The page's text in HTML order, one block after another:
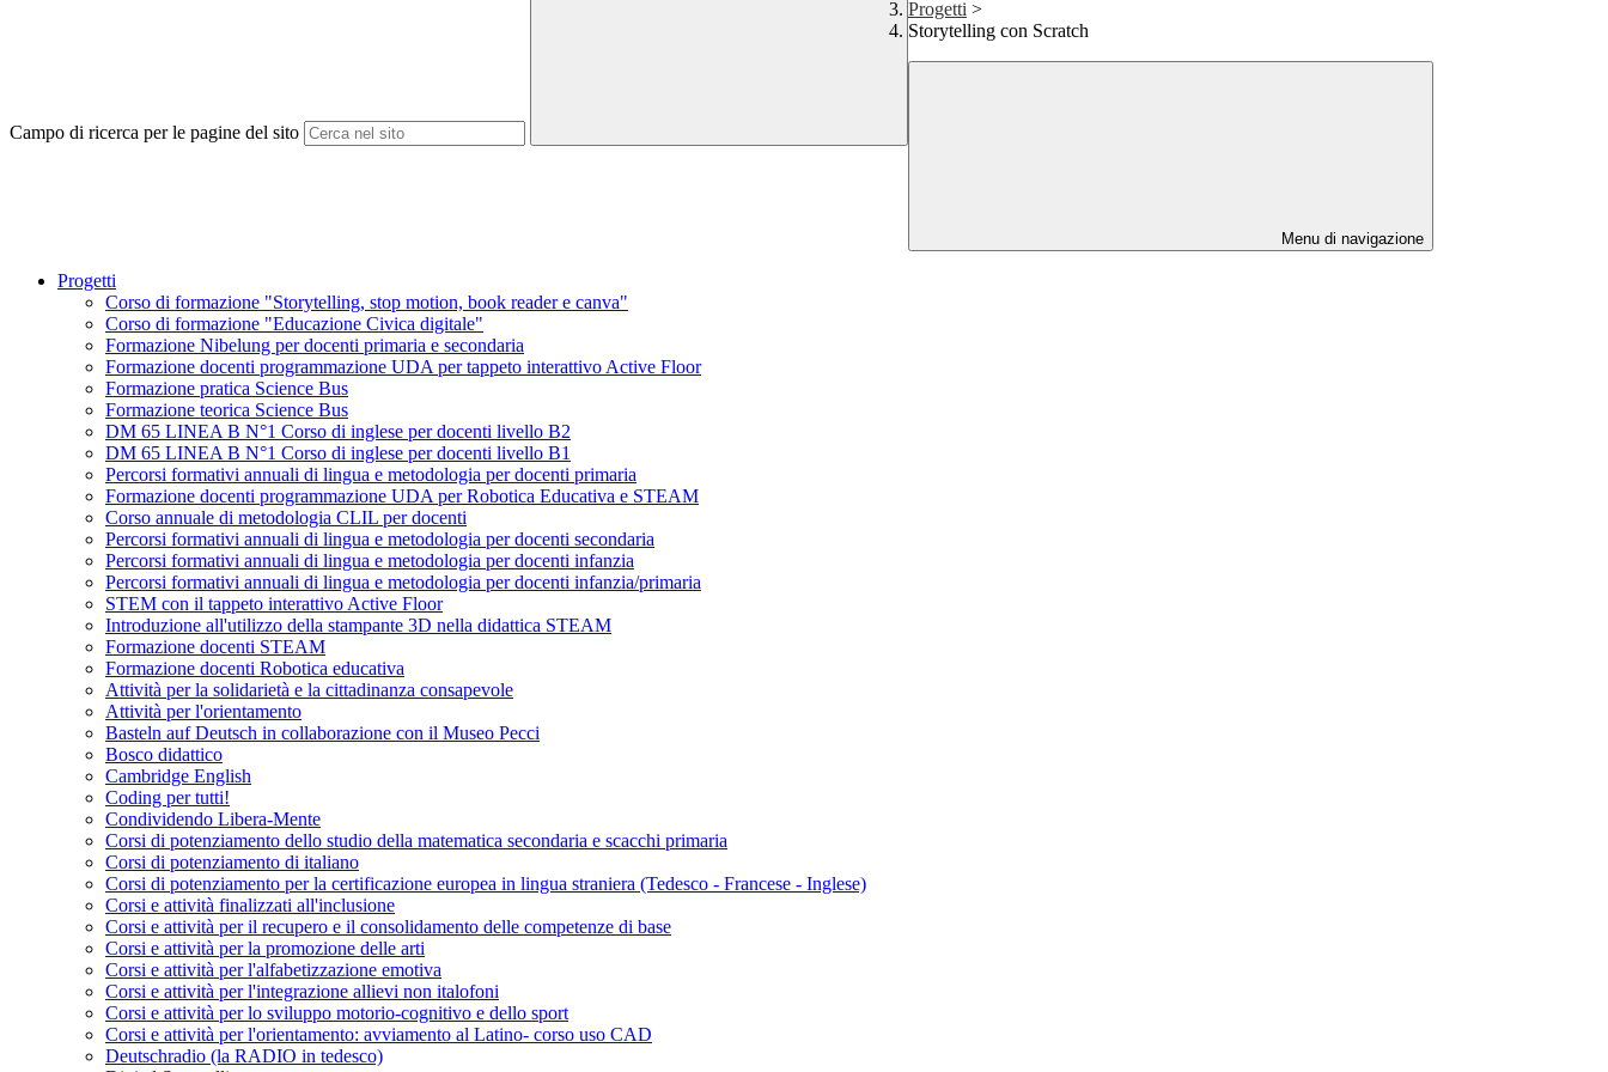
Campo di ricerca per le pagine del sito
Progetti >
Storytelling con Scratch
Menu di navigazione
Progetti
Corso di formazione "Storytelling, stop motion, book reader e canva"
Corso di formazione "Educazione Civica digitale"
Formazione Nibelung per docenti primaria e secondaria
Formazione docenti programmazione UDA per tappeto interattivo Active Floor
Formazione pratica Science Bus
Formazione teorica Science Bus
DM 65 LINEA B N°1 Corso di inglese per docenti livello B2
DM 65 LINEA B N°1 Corso di inglese per docenti livello B1
Percorsi formativi annuali di lingua e metodologia per docenti primaria
Formazione docenti programmazione UDA per Robotica Educativa e STEAM
Corso annuale di metodologia CLIL per docenti
Percorsi formativi annuali di lingua e metodologia per docenti secondaria
Percorsi formativi annuali di lingua e metodologia per docenti infanzia
Percorsi formativi annuali di lingua e metodologia per docenti infanzia/primaria
STEM con il tappeto interattivo Active Floor
Introduzione all'utilizzo della stampante 3D nella didattica STEAM
Formazione docenti STEAM
Formazione docenti Robotica educativa
Attività per la solidarietà e la cittadinanza consapevole
Attività per l'orientamento
Basteln auf Deutsch in collaborazione con il Museo Pecci
Bosco didattico
Cambridge English
Coding per tutti!
Condividendo Libera-Mente
Corsi di potenziamento dello studio della matematica secondaria e scacchi primaria
Corsi di potenziamento di italiano
Corsi di potenziamento per la certificazione europea in lingua straniera (Tedesco - Francese - Inglese)
Corsi e attività finalizzati all'inclusione
Corsi e attività per il recupero e il consolidamento delle competenze di base
Corsi e attività per la promozione delle arti
Corsi e attività per l'alfabetizzazione emotiva
Corsi e attività per l'integrazione allievi non italofoni
Corsi e attività per lo sviluppo motorio-cognitivo e dello sport
Corsi e attività per l'orientamento: avviamento al Latino- corso uso CAD
Deutschradio (la RADIO in tedesco)